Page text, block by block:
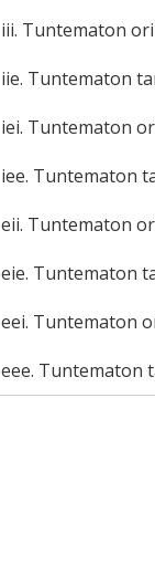
iii. Tuntematon ori
iie. Tuntematon
iei. Tuntematon
iee. Tuntematon
eii. Tuntematon
eie. Tuntematon
eei. Tuntematon
eee. Tuntematon